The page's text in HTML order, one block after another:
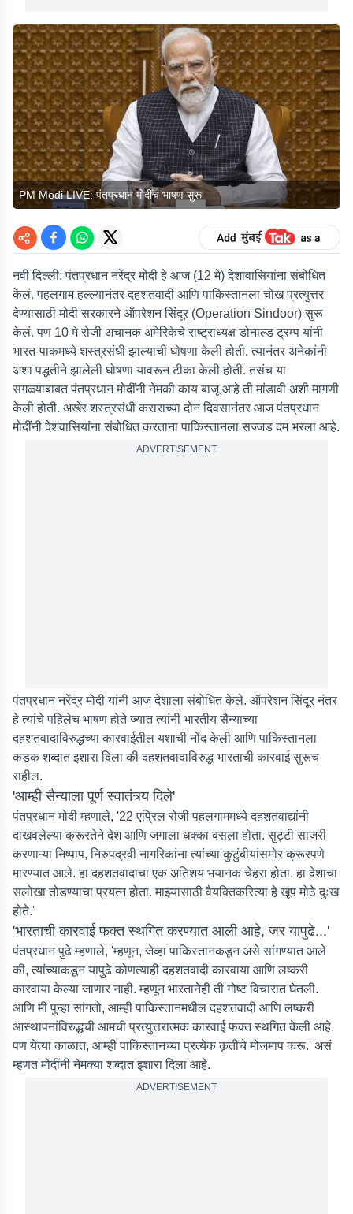
PM Modi LIVE: पंतप्रधान मोदींचं भाषण सुरू
नवी दिल्ली:पंतप्रधान नरेंद्र मोदी हे आज (12 मे) देशावासियांना संबोधित
केलं. पहलगाम हल्ल्यानंतर दहशतवादी आणि पाकिस्तानला चोख प्रत्युत्तर
देण्यासाठी मोदी सरकारने ऑपरेशन सिंदूर (Operation Sindoor) सुरू
केलं. पण 10 मे रोजी अचानक अमेरिकेचे राष्ट्राध्यक्ष डोनाल्ड ट्रम्प यांनी
भारत-पाकमध्ये शस्त्रसंधी झाल्याची घोषणा केली होती. त्यानंतर अनेकांनी
अशा पद्धतीने झालेली घोषणा यावरून टीका केली होती. तसंच या
सगळ्याबाबत पंतप्रधान मोदींनी नेमकी काय बाजू आहे ती मांडावी अशी मागणी
केली होती. अखेर शस्त्रसंधी कराराच्या दोन दिवसानंतर आज पंतप्रधान
मोदींनी देशवासियांना संबोधित करताना पाकिस्तानला सज्जड दम भरला आहे.
ADVERTISEMENT
पंतप्रधान नरेंद्र मोदी यांनी आज देशाला संबोधित केले. ऑपरेशन सिंदूर नंतर
हे त्यांचे पहिलेच भाषण होते ज्यात त्यांनी भारतीय सैन्याच्या
दहशतवादाविरुद्धच्या कारवाईतील यशाची नोंद केली आणि पाकिस्तानला
कडक शब्दात इशारा दिला की दहशतवादाविरुद्ध भारताची कारवाई सुरूच
राहील.
'आम्ही सैन्याला पूर्ण स्वातंत्र्य दिले'
पंतप्रधान मोदी म्हणाले, '22 एप्रिल रोजी पहलगाममध्ये दहशतवाद्यांनी
दाखवलेल्या क्रूरतेने देश आणि जगाला धक्का बसला होता. सुट्टी साजरी
करणाऱ्या निष्पाप, निरुपद्रवी नागरिकांना त्यांच्या कुटुंबीयांसमोर क्रूरपणे
मारण्यात आले. हा दहशतवादाचा एक अतिशय भयानक चेहरा होता. हा देशाचा
सलोखा तोडण्याचा प्रयत्न होता. माझ्यासाठी वैयक्तिकरित्या हे खूप मोठे दुःख
होते.'
'भारताची कारवाई फक्त स्थगित करण्यात आली आहे, जर यापुढे...'
पंतप्रधान पुढे म्हणाले, 'म्हणून, जेव्हा पाकिस्तानकडून असे सांगण्यात आले
की, त्यांच्याकडून यापुढे कोणत्याही दहशतवादी कारवाया आणि लष्करी
कारवाया केल्या जाणार नाही. म्हणून भारतानेही ती गोष्ट विचारात घेतली.
आणि मी पुन्हा सांगतो, आम्ही पाकिस्तानमधील दहशतवादी आणि लष्करी
आस्थापनांविरुद्धची आमची प्रत्युत्तरात्मक कारवाई फक्त स्थगित केली आहे.
पण येत्या काळात, आम्ही पाकिस्तानच्या प्रत्येक कृतीचे मोजमाप करू.' असं
म्हणत मोदींनी नेमक्या शब्दात इशारा दिला आहे.
ADVERTISEMENT